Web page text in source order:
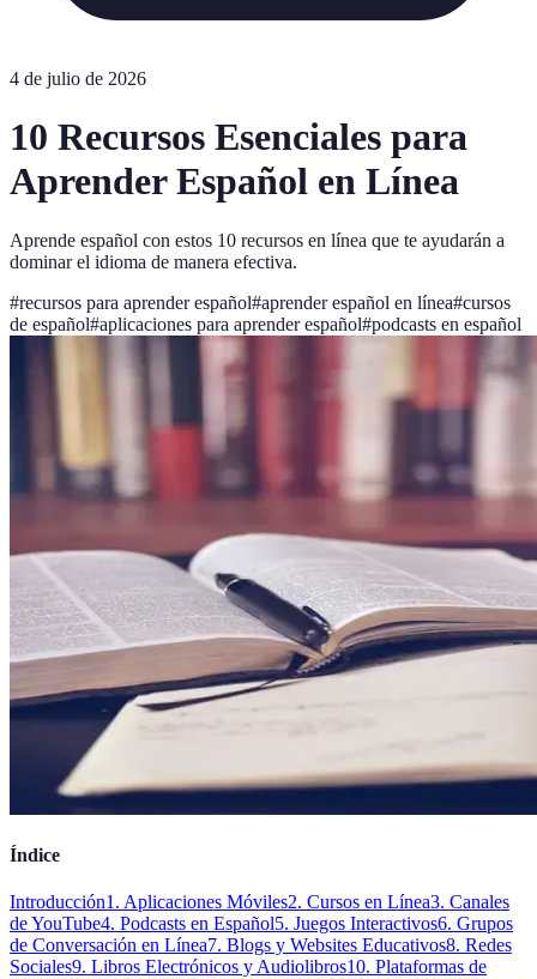
4 de julio de 2026
10 Recursos Esenciales para
Aprender Español en Línea
Aprende español con estos 10 recursos en línea que te ayudarán a
dominar el idioma de manera efectiva.
#recursos para aprender español#aprender español en línea#cursos
de español#aplicaciones para aprender español#podcasts en español
Índice
Introducción1. Aplicaciones Móviles2. Cursos en Línea3. Canales
de YouTube4. Podcasts en Español5. Juegos Interactivos6. Grupos
de Conversación en Línea7. Blogs y Websites Educativos8. Redes
Sociales9. Libros Electrónicos y Audiolibros10. Plataformas de